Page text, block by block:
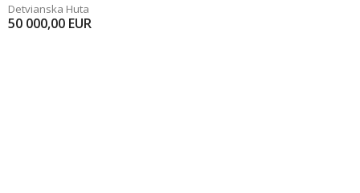
Detvianska Huta
50 000,00 EUR